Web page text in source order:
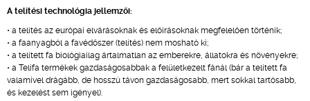
A telítési technológia jellemzői:
• a telítés az európai elvárásoknak és előírásoknak megfelelően történik;
• a faanyagból a favédőszer (telítés) nem mosható ki;
• a telített fa biológiailag ártalmatlan az emberekre, állatokra és növényekre;
• a Telifa termékek gazdaságosabbak a felületkezelt fánál (bár a telített fa
valamivel drágább, de hosszú távon gazdaságosabb, mert sokkal tartósabb,
és kezelést sem igényel).